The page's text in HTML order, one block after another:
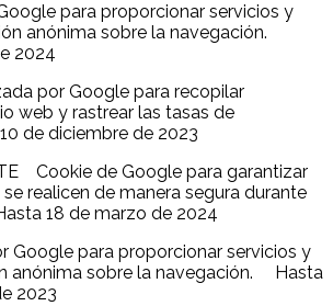
para proporcionar servicios y
anónima sobre la navegación.
2024
por Google para recopilar
web y rastrear las tasas de
de diciembre de 2023
Cookie de Google para garantizar
realicen de manera segura durante
18 de marzo de 2024
para proporcionar servicios y
anónima sobre la navegación. Hasta
2023